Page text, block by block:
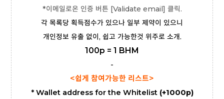
*이메일로온 인증 버튼 [Validate email] 클릭.
각 목록당 획득점수가 있으나 일부 제약이 있으니
개인정보 유출 없이, 쉽고 가능한것 위주로 소개.
100p = 1 BHM
-
<쉽게 참여가능한 리스트>
* Wallet address for the Whitelist (+1000p)